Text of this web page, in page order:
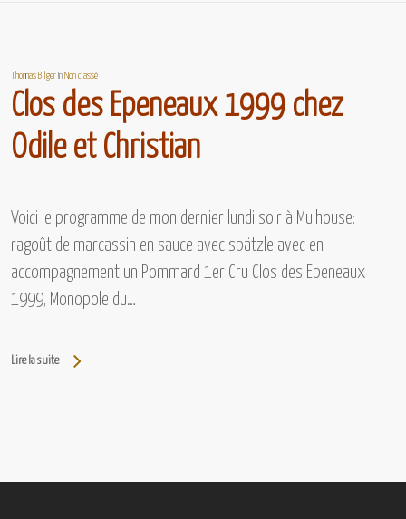
Thomas Bilger InNon classé
Clos des Epeneaux 1999 chez
Odile et Christian
Voici le programme de mon dernier lundi soir à Mulhouse:
ragoût de marcassin en sauce avec spätzle avec en
accompagnement un Pommard 1er Cru Clos des Epeneaux
1999, Monopole du…
Lire la suite